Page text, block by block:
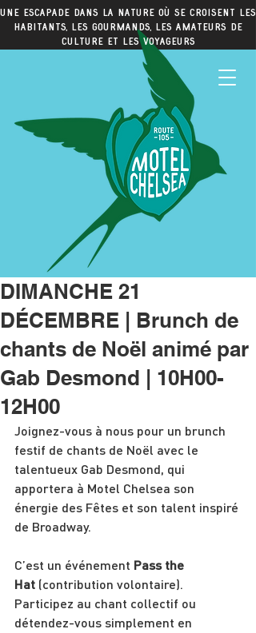
Une escapade dans la nature où se croisent les
habitants, les gourmands, les amateurs de
culture et les voyageurs
DIMANCHE 21
DÉCEMBRE | Brunch de
chants de Noël animé par
Gab Desmond | 10H00-
12H00
Joignez-vous à nous pour un brunch
festif de chants de Noël avec le
talentueux Gab Desmond, qui
apportera à Motel Chelsea son
énergie des Fêtes et son talent inspiré
de Broadway.
C’est un événement Pass the
Hat (contribution volontaire).
Participez au chant collectif ou
détendez-vous simplement en